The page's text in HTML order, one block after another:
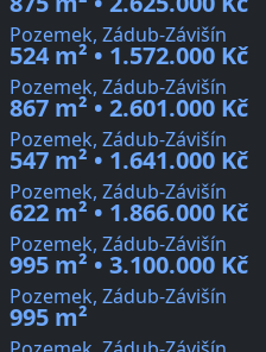
Pozemek, Zádub-Závišín
524 m² • 1.572.000 Kč
Pozemek, Zádub-Závišín
867 m² • 2.601.000 Kč
Pozemek, Zádub-Závišín
547 m² • 1.641.000 Kč
Pozemek, Zádub-Závišín
622 m² • 1.866.000 Kč
Pozemek, Zádub-Závišín
995 m² • 3.100.000 Kč
Pozemek, Zádub-Závišín
995 m²